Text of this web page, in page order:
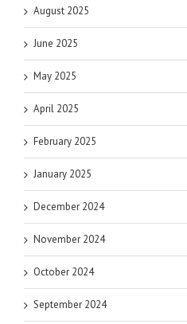
August 2025
June 2025
May 2025
April 2025
February 2025
January 2025
December 2024
November 2024
October 2024
September 2024